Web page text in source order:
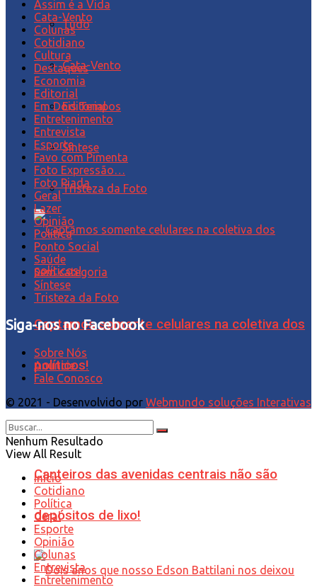
Tudo
Cata-Vento
Editorial
Síntese
Tristeza da Foto
Captamos somente celulares na coletiva dos
políticos!
Canteiros das avenidas centrais não são
depósitos de lixo!
Assim é a Vida
Cata-Vento
Colunas
Cotidiano
Cultura
Destaques
Economia
Editorial
Em Dois Tempos
Entretenimento
Entrevista
Esporte
Favo com Pimenta
Foto Expressão…
Foto Piada
Geral
Lazer
Opinião
Política
Ponto Social
Saúde
Sem categoria
Síntese
Tristeza da Foto
Siga-nos no Facebook
Sobre Nós
Anuncie
Fale Conosco
© 2021 - Desenvolvido por Webmundo soluções Interativas
Nenhum Resultado
View All Result
Início
Cotidiano
Política
Geral
Esporte
Opinião
Colunas
Entrevista
Entretenimento